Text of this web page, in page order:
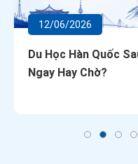
12/06/2026
Du Học Hàn Quốc
Ngay Hay Chờ?